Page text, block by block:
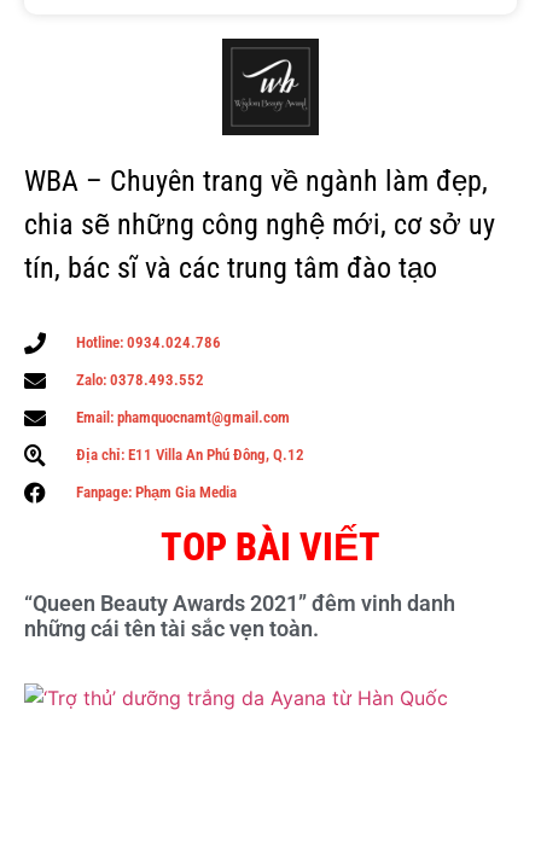
WBA – Chuyên trang về ngành làm đẹp,
chia sẽ những công nghệ mới, cơ sở uy
tín, bác sĩ và các trung tâm đào tạo
Hotline: 0934.024.786
Zalo: 0378.493.552
Email: phamquocnamt@gmail.com
Địa chỉ: E11 Villa An Phú Đông, Q.12
Fanpage: Phạm Gia Media
TOP BÀI VIẾT
“Queen Beauty Awards 2021” đêm vinh danh
những cái tên tài sắc vẹn toàn.